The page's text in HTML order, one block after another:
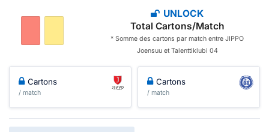
UNLOCK
Total Cartons/Match
* Somme des cartons par match entre JIPPO
Joensuu et Talenttiklubi 04
Cartons
/ match
Cartons
/ match